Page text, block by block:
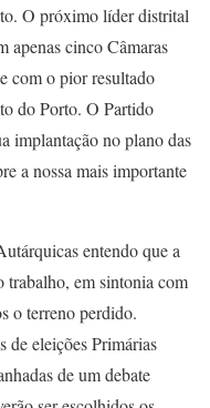
O próximo líder distrital
apenas cinco Câmaras
com o pior resultado
do Porto. O Partido
implantação no plano das
a nossa mais importante
entendo que a
trabalho, em sintonia com
o terreno perdido.
de eleições Primárias
de um debate